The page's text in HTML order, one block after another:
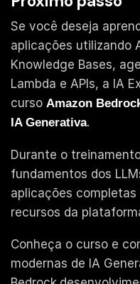
Se você deseja
aplicações utilizando
Knowledge Bases,
Lambda e APIs, a IA
curso Amazon
IA Generativa.
Durante o
fundamentos dos
aplicações
recursos da
Conheça o curso e
modernas de IA